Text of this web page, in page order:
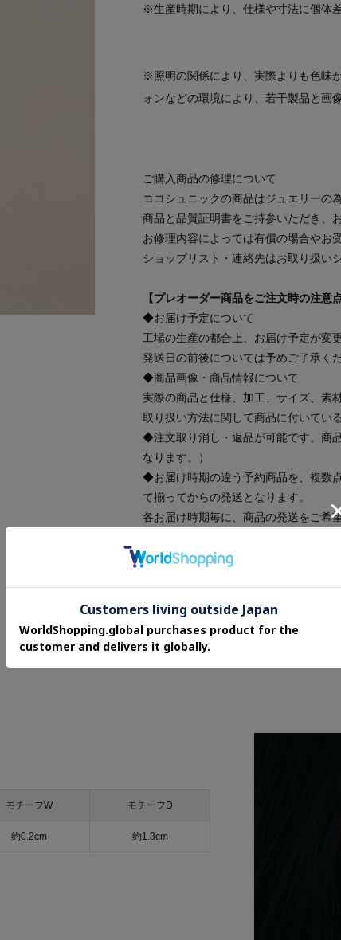
※生産時期により、仕様や寸法に個体
※照明の関係により、実際よりも色味
ォンなどの環境により、若干製品と画
ご購入商品の修理について
ココシュニックの商品はジュエリーの
商品と品質証明書をご持参いただき、
お修理内容によっては有償の場合やお
ショップリスト・連絡先はお取り扱い
【プレオーダー商品をご注文時の注意点
◆お届け予定について
工場の生産の都合上、お届け予定が変
発送日の前後については予めご了承くだ
◆商品画像・商品情報について
実際の商品と仕様、加工、サイズ、素
取り扱い方法に関して商品に付いてい
◆注文取り消し・返品が可能です。商
なります。）
◆お届け時期の違う予約商品を、複数
て揃ってからの発送となります。
各お届け時期毎に、商品の発送をご希
関連タグ
春 夏 秋
デイリーカジュアル
モチーフW モチーフD
約0.2cm 約1.3cm